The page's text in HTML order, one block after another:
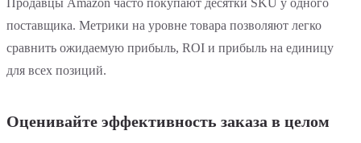
поставщика. Метрики на уровне товара позволяют легко
сравнить ожидаемую прибыль, ROI и прибыль на единицу
для всех позиций.
Оценивайте эффективность заказа в целом